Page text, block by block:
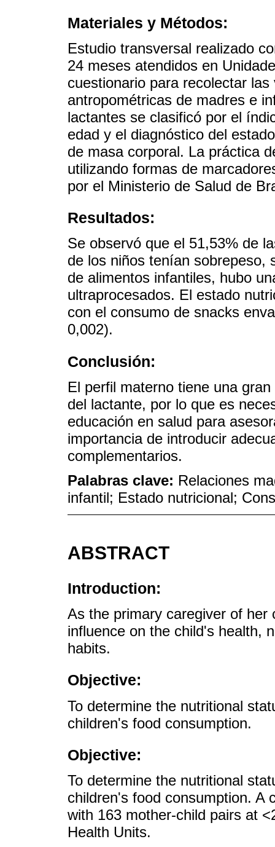
Materiales y Métodos:
Estudio transversal realizado
24 meses atendidos en
cuestionario para recolectar
antropométricas de madres e
lactantes se clasificó por el
edad y el diagnóstico del
de masa corporal. La práctica
utilizando formas de
por el Ministerio de Salud de
Resultados:
Se observó que el 51,53% de
de los niños tenían sobrepeso,
de alimentos infantiles, hubo
ultraprocesados. El estado
con el consumo de snacks
0,002).
Conclusión:
El perfil materno tiene una
del lactante, por lo que es
educación en salud para
importancia de introducir
complementarios.
Palabras clave: Relaciones
infantil; Estado nutricional;
ABSTRACT
Introduction:
As the primary caregiver of
influence on the child's health,
habits.
Objective:
To determine the nutritional
children's food consumption.
Objective:
To determine the nutritional
children's food consumption. A
with 163 mother-child pairs at
Health Units.